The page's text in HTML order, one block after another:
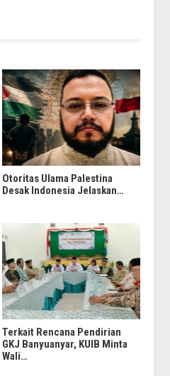
Otoritas Ulama Palestina
Desak Indonesia Jelaskan…
Terkait Rencana Pendirian
GKJ Banyuanyar, KUIB Minta
Wali…